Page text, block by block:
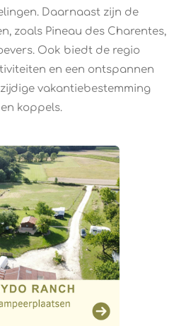
Daarnaast zijn de
zoals Pineau des Charentes,
Ook biedt de regio
en een ontspannen
vakantiebestemming
koppels.